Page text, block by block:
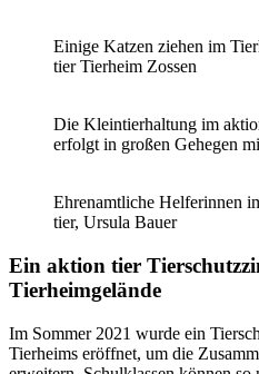
Einige Katzen ziehen im
tier Tierheim Zossen
Die Kleintierhaltung im
erfolgt in großen Gehegen
Ehrenamtliche Helferinnen
tier, Ursula Bauer
Ein aktion tier
Tierheimgelände
Im Sommer 2021 wurde ein
Tierheims eröffnet, um die